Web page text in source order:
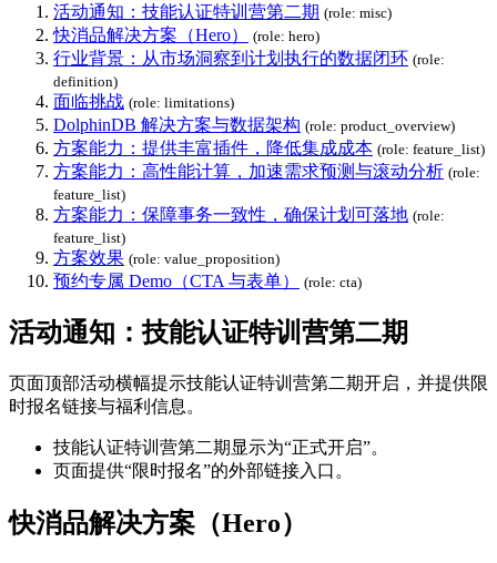
活动通知：技能认证特训营第二期 (role: misc)
快消品解决方案（Hero） (role: hero)
行业背景：从市场洞察到计划执行的数据闭环 (role:
definition)
面临挑战 (role: limitations)
DolphinDB 解决方案与数据架构 (role: product_overview)
方案能力：提供丰富插件，降低集成成本 (role: feature_list)
方案能力：高性能计算，加速需求预测与滚动分析 (role:
feature_list)
方案能力：保障事务一致性，确保计划可落地 (role:
feature_list)
方案效果 (role: value_proposition)
预约专属 Demo（CTA 与表单） (role: cta)
活动通知：技能认证特训营第二期
页面顶部活动横幅提示技能认证特训营第二期开启，并提供限
时报名链接与福利信息。
技能认证特训营第二期显示为“正式开启”。
页面提供“限时报名”的外部链接入口。
快消品解决方案（Hero）